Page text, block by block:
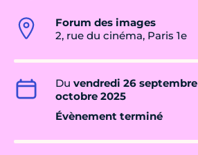
Forum des images
2, rue du cinéma, Paris 1e
Du vendredi 26 septembre
octobre 2025
Évènement terminé